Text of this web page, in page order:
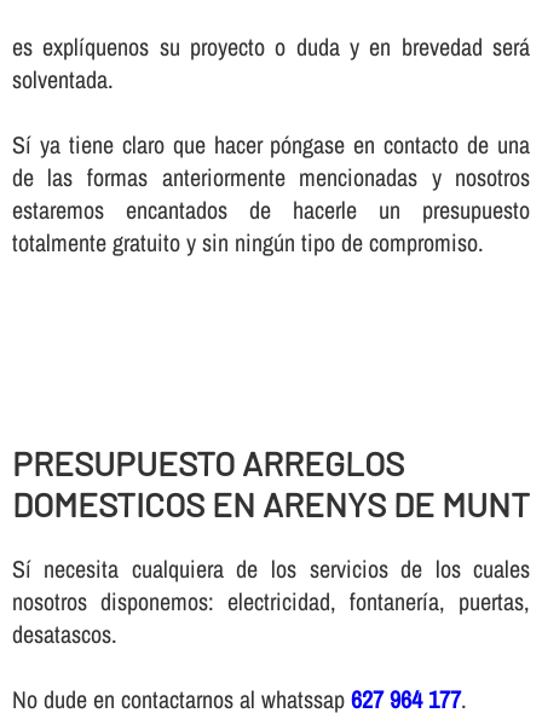
es explíquenos su proyecto o duda y en brevedad será
solventada.
Sí ya tiene claro que hacer póngase en contacto de una
de las formas anteriormente mencionadas y nosotros
estaremos encantados de hacerle un presupuesto
totalmente gratuito y sin ningún tipo de compromiso.
PRESUPUESTO ARREGLOS
DOMESTICOS EN ARENYS DE MUNT
Sí necesita cualquiera de los servicios de los cuales
nosotros disponemos: electricidad, fontanería, puertas,
desatascos.
No dude en contactarnos al whatssap627 964 177.